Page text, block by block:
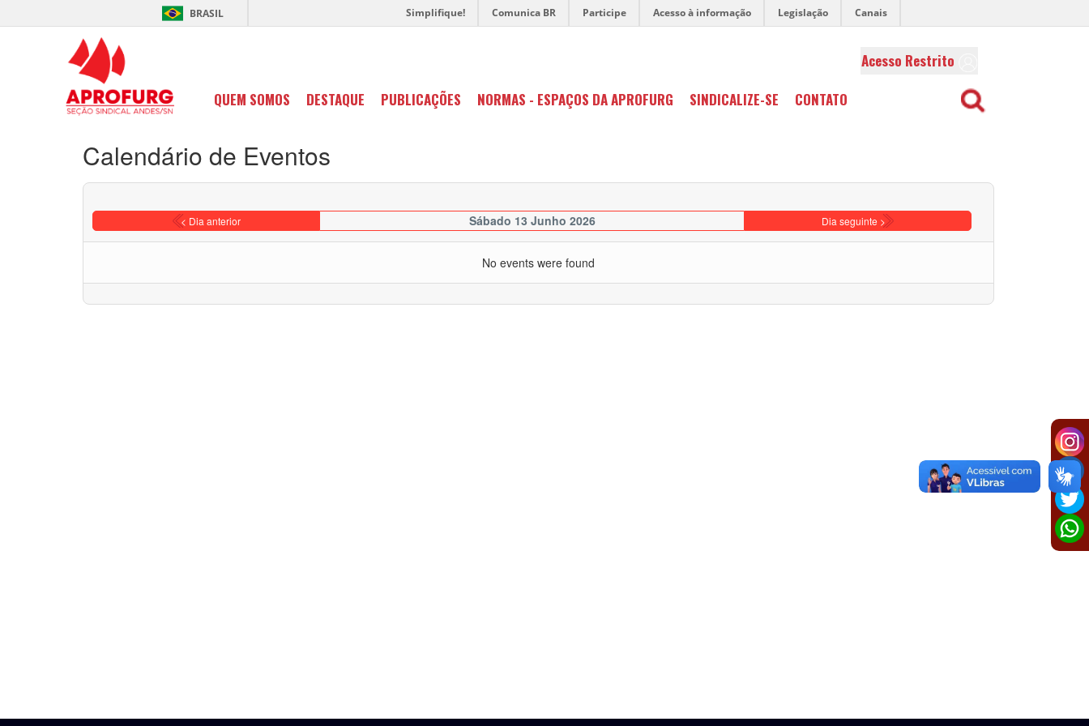
BRASIL Simplifique! Comunica BR Participe Acesso à informação Legislação Canais
QUEM SOMOS DESTAQUE PUBLICAÇÕES NORMAS - ESPAÇOS DA APROFURG SINDICALIZE-SE CONTATO
Acesso Restrito
Calendário de Eventos
< Dia anterior Sábado 13 Junho 2026 Dia seguinte >
No events were found